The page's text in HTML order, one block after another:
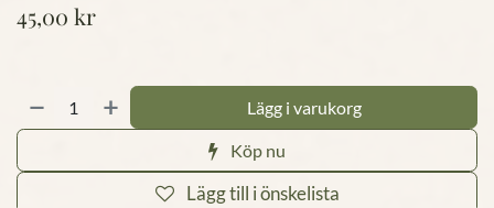
45,00 kr
Lägg i varukorg
Köp nu
Lägg till i önskelista